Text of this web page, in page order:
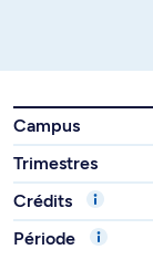
Campus
Trimestres
Crédits
Période